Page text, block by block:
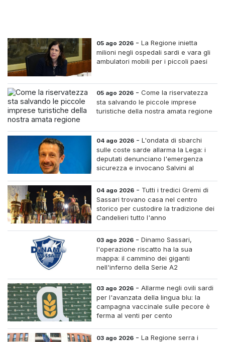
05 ago 2026 -La Regione inietta
milioni negli ospedali sardi e vara gli
ambulatori mobili per i piccoli paesi
05 ago 2026 -Come la riservatezza
sta salvando le piccole imprese
turistiche della nostra amata regione
04 ago 2026 -L'ondata di sbarchi
sulle coste sarde allarma la Lega: i
deputati denunciano l'emergenza
sicurezza e invocano Salvini al
04 ago 2026 - Tutti i tredici Gremi di
Sassari trovano casa nel centro
storico per custodire la tradizione dei
Candelieri tutto l'anno
03 ago 2026 -Dinamo Sassari,
l'operazione riscatto ha la sua
mappa: il cammino dei giganti
nell'inferno della Serie A2
03 ago 2026 -Allarme negli ovili sardi
per l'avanzata della lingua blu: la
campagna vaccinale sulle pecore è
ferma al venti per cento
03 ago 2026 -La Regione serra i